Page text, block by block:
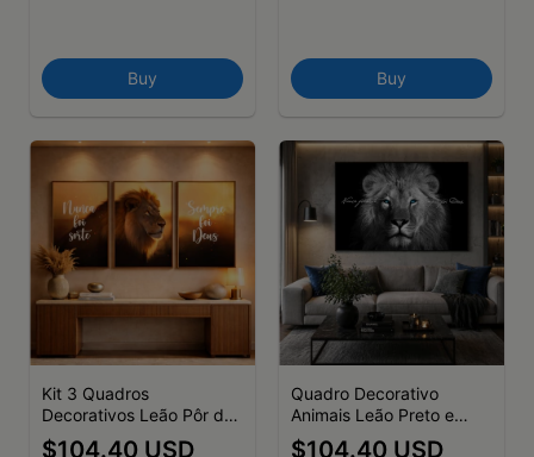
Buy Buy
Kit 3 Quadros
Decorativos Leão Pôr do
Sol Nunca foi Sorte,
$104.40 USD
Quadro Decorativo
Animais Leão Preto e
Branco Nunca foi sorte
$104.40 USD